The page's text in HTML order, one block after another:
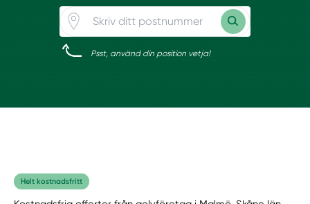
Psst, använd din position vetja!
Helt kostnadsfritt